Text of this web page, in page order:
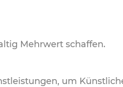
Mehrwert schaffen.
um